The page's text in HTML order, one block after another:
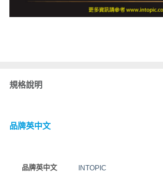
規格說明
品牌英中文
品牌英中文 INTOPIC